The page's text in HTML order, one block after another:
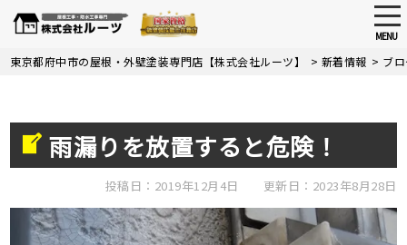
Skip
MENU
東京都府中市の屋根・外壁塗装専門店【株式会社ルーツ】 > 新着情報 > ブ
雨漏りを放置すると危険！
投稿日：2019年12月4日 更新日：2023年8月28日